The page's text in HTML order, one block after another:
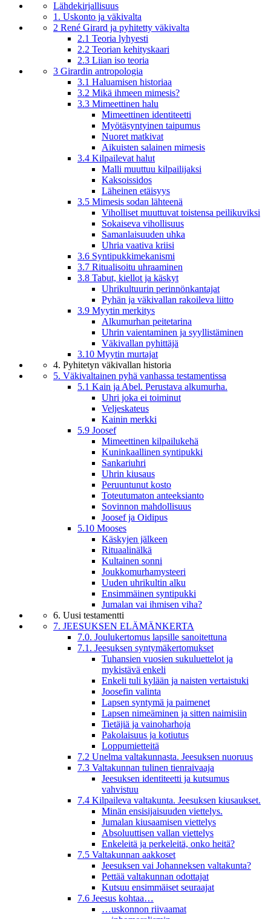
Lähdekirjallisuus
1. Uskonto ja väkivalta
2 René Girard ja pyhitetty väkivalta
2.1 Teoria lyhyesti
2.2 Teorian kehityskaari
2.3 Liian iso teoria
3 Girardin antropologia
3.1 Haluamisen historiaa
3.2 Mikä ihmeen mimesis?
3.3 Mimeettinen halu
Mimeettinen identiteetti
Myötäsyntyinen taipumus
Nuoret matkivat
Aikuisten salainen mimesis
3.4 Kilpailevat halut
Malli muuttuu kilpailijaksi
Kaksoissidos
Läheinen etäisyys
3.5 Mimesis sodan lähteenä
Viholliset muuttuvat toistensa peilikuviksi
Sokaiseva vihollisuus
Samanlaisuuden uhka
Uhria vaativa kriisi
3.6 Syntipukkimekanismi
3.7 Ritualisoitu uhraaminen
3.8 Tabut, kiellot ja käskyt
Uhrikultuurin perinnönkantajat
Pyhän ja väkivallan rakoileva liitto
3.9 Myytin merkitys
Alkumurhan peitetarina
Uhrin vaientaminen ja syyllistäminen
Väkivallan pyhittäjä
3.10 Myytin murtajat
4. Pyhitetyn väkivallan historia
5. Väkivaltainen pyhä vanhassa testamentissa
5.1 Kain ja Abel. Perustava alkumurha.
Uhri joka ei toiminut
Veljeskateus
Kainin merkki
5.9 Joosef
Mimeettinen kilpailukehä
Kuninkaallinen syntipukki
Sankariuhri
Uhrin kiusaus
Peruuntunut kosto
Toteutumaton anteeksianto
Sovinnon mahdollisuus
Joosef ja Oidipus
5.10 Mooses
Käskyjen jälkeen
Rituaalinälkä
Kultainen sonni
Joukkomurhamysteeri
Uuden uhrikultin alku
Ensimmäinen syntipukki
Jumalan vai ihmisen viha?
6. Uusi testamentti
7. JEESUKSEN ELÄMÄNKERTA
7.0. Joulukertomus lapsille sanoitettuna
7.1. Jeesuksen syntymäkertomukset
Tuhansien vuosien sukuluettelot ja
mykistävä enkeli
Enkeli tuli kylään ja naisten vertaistuki
Joosefin valinta
Lapsen syntymä ja paimenet
Lapsen nimeäminen ja sitten naimisiin
Tietäjiä ja vainoharhoja
Pakolaisuus ja kotiutus
Loppumietteitä
7.2 Unelma valtakunnasta. Jeesuksen nuoruus
7.3 Valtakunnan tulinen tienraivaaja
Jeesuksen identiteetti ja kutsumus
vahvistuu
7.4 Kilpaileva valtakunta. Jeesuksen kiusaukset.
Minän ensisijaisuuden viettelys.
Jumalan kiusaamisen viettelys
Absoluuttisen vallan viettelys
Enkeleitä ja perkeleitä, onko heitä?
7.5 Valtakunnan aakkoset
Jeesuksen vai Johanneksen valtakunta?
Pettää valtakunnan odottajat
Kutsuu ensimmäiset seuraajat
7.6 Jeesus kohtaa…
…uskonnon riivaamat